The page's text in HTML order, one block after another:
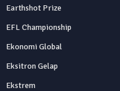
Earthshot Prize
EFL Championship
Ekonomi Global
Eksitron Gelap
Ekstrem